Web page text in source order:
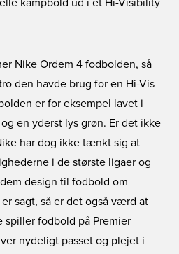
kampbold ud i et Hi-Visibility
Nike Ordem 4 fodbolden, så
den havde brug for en Hi-Vis
er for eksempel lavet i
en yderst lys grøn. Er det ikke
har dog ikke tænkt sig at
i de største ligaer og
design til fodbold om
sagt, så er det også værd at
spiller fodbold på Premier
nydeligt passet og plejet i